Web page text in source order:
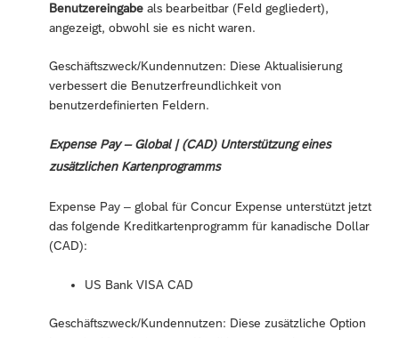
Benutzereingabe als bearbeitbar (Feld gegliedert),
angezeigt, obwohl sie es nicht waren.
Geschäftszweck/Kundennutzen: Diese Aktualisierung
verbessert die Benutzerfreundlichkeit von
benutzerdefinierten Feldern.
Expense Pay – Global | (CAD) Unterstützung eines
zusätzlichen Kartenprogramms
Expense Pay – global für Concur Expense unterstützt jetzt
das folgende Kreditkartenprogramm für kanadische Dollar
(CAD):
US Bank VISA CAD
Geschäftszweck/Kundennutzen: Diese zusätzliche Option